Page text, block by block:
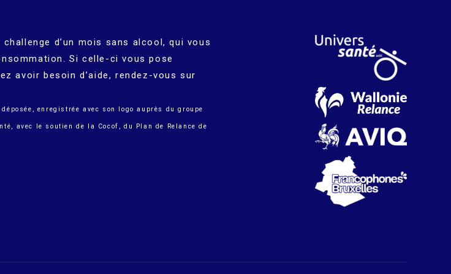
challenge d’un mois sans alcool, qui vous
Si celle-ci vous pose
avoir besoin d’aide, rendez-vous sur
enregistrée avec son logo auprès du groupe
, avec le soutien de la Cocof, du Plan de Relance de